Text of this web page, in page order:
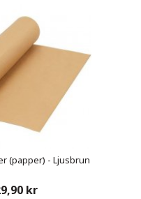
(papper) - Ljusbrun
kr